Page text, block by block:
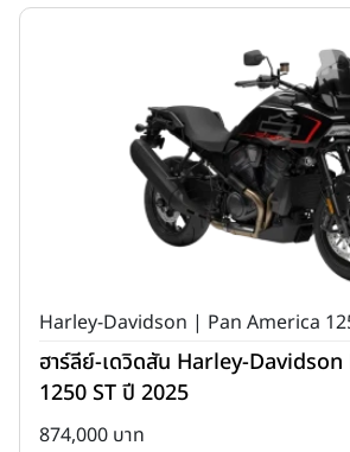
Harley-Davidson | Pan America
ฮาร์ลีย์-เดวิดสัน Harley-
1250 ST ปี 2025
874,000 บาท